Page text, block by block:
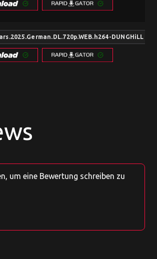
DUNGHiLL
um eine Bewertung schreiben zu